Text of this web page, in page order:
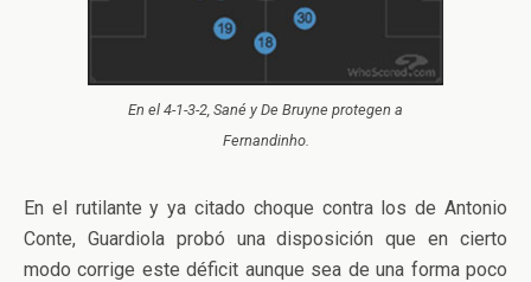
En el 4-1-3-2, Sané y De Bruyne protegen a
Fernandinho.
En el rutilante y ya citado choque contra los de Antonio
Conte, Guardiola probó una disposición que en cierto
modo corrige este déficit aunque sea de una forma poco